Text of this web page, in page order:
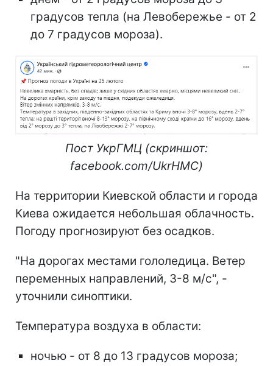
градусов тепла (на Левобережье - от 2
до 7 градусов мороза).
Пост УкрГМЦ (скриншот:
facebook.com/UkrHMC)
На территории Киевской области и города
Киева ожидается небольшая облачность.
Погоду прогнозируют без осадков.
"На дорогах местами гололедица. Ветер
переменных направлений, 3-8 м/с", -
уточнили синоптики.
Температура воздуха в области:
ночью - от 8 до 13 градусов мороза;